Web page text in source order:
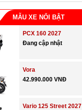
MẪU XE NỔI BẬT
PCX 160 2027
Đang cập nhật
Vora
42.990.000 VNĐ
Vario 125 Street 2027